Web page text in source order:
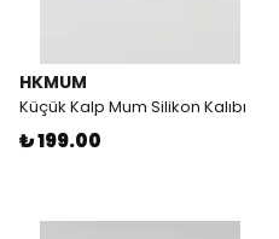
HKMUM
Küçük Kalp Mum Silikon Kalıbı
₺ 199.00